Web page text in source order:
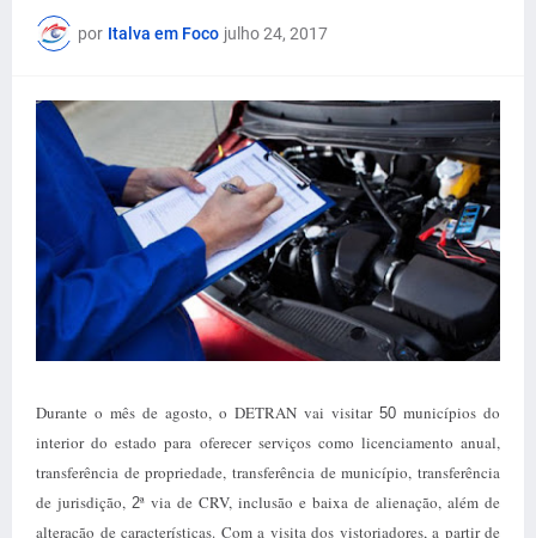
por Italva em Foco julho 24, 2017
Durante o mês de agosto, o DETRAN vai visitar 50 municípios do
interior do estado para oferecer serviços como licenciamento anual,
transferência de propriedade, transferência de município, transferência
de jurisdição, 2ª via de CRV, inclusão e baixa de alienação, além de
alteração de características. Com a visita dos vistoriadores, a partir de